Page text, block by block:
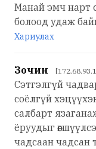
Манай эмч нарт
болоод удаж
Хариулах
Зочин
Сэтгэлгүй
соёлгүй
салбарт
ёруудыг
чадсаан чадсан